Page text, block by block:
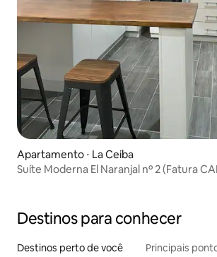
Apartamento ⋅ La Ceiba
Suíte Moderna El Naranjal nº 2 (Fatura
Destinos para conhecer
Destinos perto de você Principais